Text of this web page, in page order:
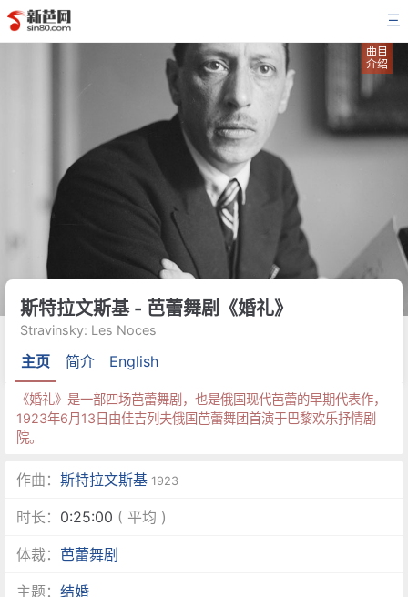
三
曲目
介绍
斯特拉文斯基 - 芭蕾舞剧《婚礼》
Stravinsky: Les Noces
主页 简介 English
《婚礼》是一部四场芭蕾舞剧，也是俄国现代芭蕾的早期代表作，
1923年6月13日由佳吉列夫俄国芭蕾舞团首演于巴黎欢乐抒情剧
院。
作曲：斯特拉文斯基 1923
时长： 0:25:00 ( 平均 )
体裁： 芭蕾舞剧
主题：结婚